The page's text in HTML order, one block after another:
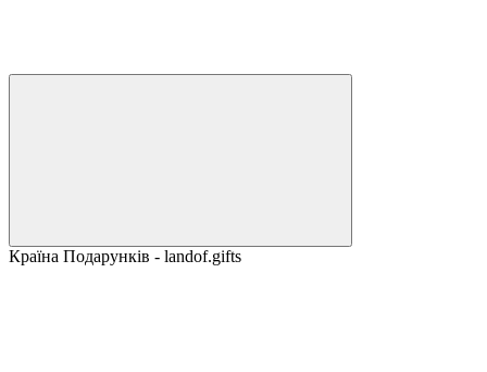
Країна Подарунків - landof.gifts